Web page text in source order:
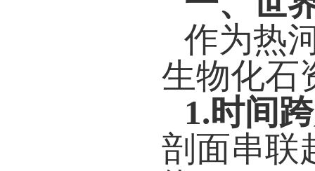
作为热
生物化石
1.时间
剖面串联